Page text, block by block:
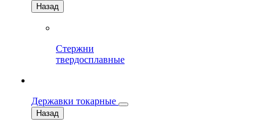
Назад
Стержни
твердосплавные
Державки токарные
Назад